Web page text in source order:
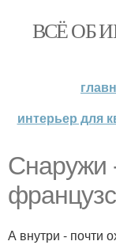
ВСЁ ОБ
интерьер для
Снаружи
А внутри - почти